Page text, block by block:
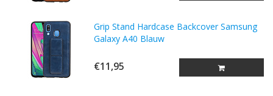
Grip Stand Hardcase Backcover Samsung
Galaxy A40 Blauw
€11,95